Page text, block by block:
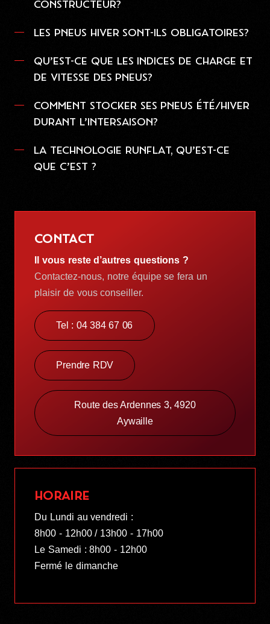
CONSTRUCTEUR?
LES PNEUS HIVER SONT-ILS OBLIGATOIRES?
QU’EST-CE QUE LES INDICES DE CHARGE ET
DE VITESSE DES PNEUS?
COMMENT STOCKER SES PNEUS ÉTÉ/HIVER
DURANT L’INTERSAISON?
LA TECHNOLOGIE RUNFLAT, QU’EST-CE
QUE C’EST ?
CONTACT
Il vous reste d’autres questions ?
Contactez-nous, notre équipe se fera un
plaisir de vous conseiller.
Tel : 04 384 67 06
Prendre RDV
Route des Ardennes 3, 4920
Aywaille
HORAIRE
Du Lundi au vendredi :
8h00 - 12h00 / 13h00 - 17h00
Le Samedi : 8h00 - 12h00
Fermé le dimanche